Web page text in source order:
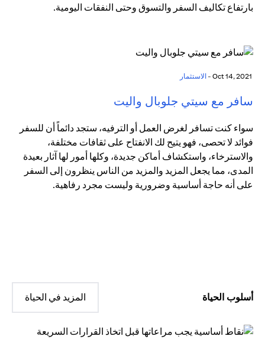
بارتفاع تكاليف السفر والتسوق وحتى النفقات اليومية.
الاستثمار
سافر مع سيتي جلوبال واليت
سواء كنت تسافر لغرض العمل أو الترفيه، ستجد دائماً أن للسفر
فوائد لا تحصى، فهو يتيح لك الانفتاح على ثقافات مختلفة،
والاسترخاء، واستكشاف أماكن جديدة، وكلها أمور لها آثار بعيدة
المدى، مما يجعل المزيد والمزيد من الناس ينظرون إلى السفر
على أنه حاجة أساسية وضرورية وليست مجرد رفاهية.
أسلوب الحياة المزيد في الحياة